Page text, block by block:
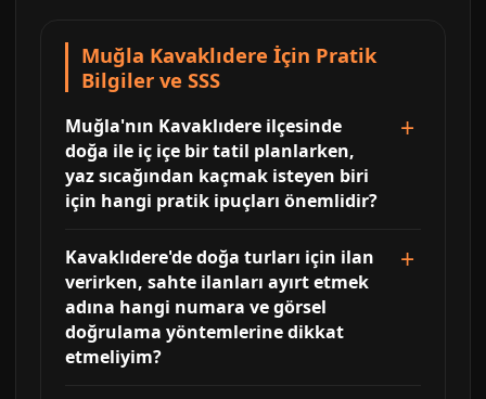
Muğla Kavaklıdere İçin Pratik
Bilgiler ve SSS
Muğla'nın Kavaklıdere ilçesinde
doğa ile iç içe bir tatil planlarken,
yaz sıcağından kaçmak isteyen biri
için hangi pratik ipuçları önemlidir?
Kavaklıdere'de doğa turları için ilan
verirken, sahte ilanları ayırt etmek
adına hangi numara ve görsel
doğrulama yöntemlerine dikkat
etmeliyim?